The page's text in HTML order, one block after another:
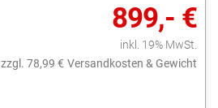
899,- €
inkl. 19% MwSt.
zzgl. 78,99 € Versandkosten & Gewicht